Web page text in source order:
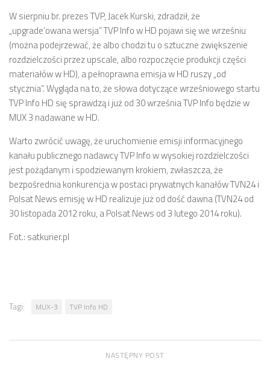
W sierpniu br. prezes TVP, Jacek Kurski, zdradził, że
„upgrade’owana wersja” TVP Info w HD pojawi się we wrześniu
(można podejrzewać, że albo chodzi tu o sztuczne zwiększenie
rozdzielczości przez upscale, albo rozpoczęcie produkcji części
materiałów w HD), a pełnoprawna emisja w HD ruszy „od
stycznia”. Wygląda na to, że słowa dotyczące wrześniowego startu
TVP Info HD się sprawdzą i już od 30 września TVP Info będzie w
MUX 3 nadawane w HD.
Warto zwrócić uwagę, że uruchomienie emisji informacyjnego
kanału publicznego nadawcy TVP Info w wysokiej rozdzielczości
jest pożądanym i spodziewanym krokiem, zwłaszcza, że
bezpośrednia konkurencja w postaci prywatnych kanałów TVN24 i
Polsat News emisję w HD realizuje już od dość dawna (TVN24 od
30 listopada 2012 roku, a Polsat News od 3 lutego 2014 roku).
Fot.: satkurier.pl
Tagi: MUX-3 TVP Info HD
NASTĘPNY POST